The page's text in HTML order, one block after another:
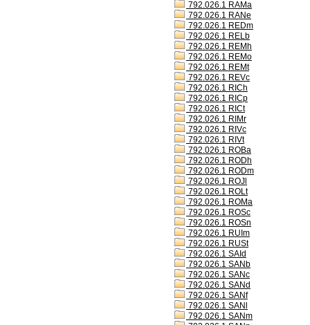
792.026.1 RAMa
792.026.1 RANe
792.026.1 REDm
792.026.1 RELb
792.026.1 REMh
792.026.1 REMo
792.026.1 REMt
792.026.1 REVc
792.026.1 RICh
792.026.1 RICp
792.026.1 RICt
792.026.1 RIMr
792.026.1 RIVc
792.026.1 RIVt
792.026.1 ROBa
792.026.1 RODh
792.026.1 RODm
792.026.1 ROJl
792.026.1 ROLt
792.026.1 ROMa
792.026.1 ROSc
792.026.1 ROSn
792.026.1 RUIm
792.026.1 RUSt
792.026.1 SAId
792.026.1 SANb
792.026.1 SANc
792.026.1 SANd
792.026.1 SANf
792.026.1 SANl
792.026.1 SANm